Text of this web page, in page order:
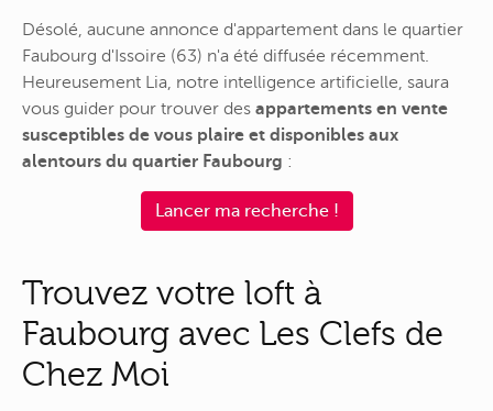
Désolé, aucune annonce d'appartement dans le quartier
Faubourg d'Issoire (63) n'a été diffusée récemment.
Heureusement Lia, notre intelligence artificielle, saura
vous guider pour trouver des appartements en vente
susceptibles de vous plaire et disponibles aux
alentours du quartier Faubourg :
Lancer ma recherche !
Trouvez votre loft à
Faubourg avec Les Clefs de
Chez Moi